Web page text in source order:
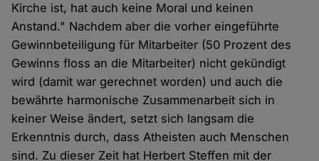
Kirche ist, hat auch keine Moral und keinen
Anstand." Nachdem aber die vorher eingeführte
Gewinnbeteiligung für Mitarbeiter (50 Prozent des
Gewinns floss an die Mitarbeiter) nicht gekündigt
wird (damit war gerechnet worden) und auch die
bewährte harmonische Zusammenarbeit sich in
keiner Weise ändert, setzt sich langsam die
Erkenntnis durch, dass Atheisten auch Menschen
sind. Zu dieser Zeit hat Herbert Steffen mit der